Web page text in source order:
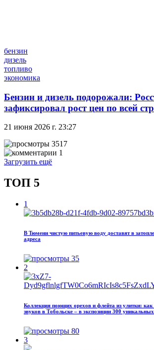
бензин
дизель
топливо
экономика
Бензин и дизель подорожали:
зафиксировал рост цен по всей
21 июня 2026 г. 23:27
3517
1
Загрузить ещё
ТОП 5
1
В Тюмени чистую питьевую воду доставят в
адреса
35
2
Коллекция поющих орехов и флейта из улитки:
звуков в Тобольске – в экспозиции 300
80
3